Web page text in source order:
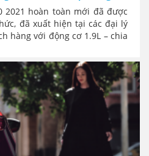
2021 hoàn toàn mới đã được
đã xuất hiện tại các đại lý
hàng với động cơ 1.9L – chia
tải Isuzu D-Max. Mức giá
Mazda BT-50 mới có giá
từ 90 triệu đồng, có 4 phiên